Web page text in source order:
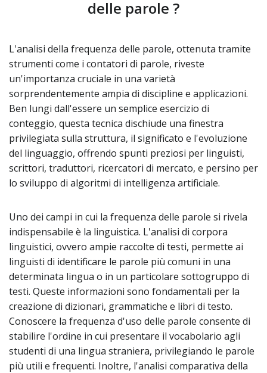
delle parole ?
L'analisi della frequenza delle parole, ottenuta tramite
strumenti come i contatori di parole, riveste
un'importanza cruciale in una varietà
sorprendentemente ampia di discipline e applicazioni.
Ben lungi dall'essere un semplice esercizio di
conteggio, questa tecnica dischiude una finestra
privilegiata sulla struttura, il significato e l'evoluzione
del linguaggio, offrendo spunti preziosi per linguisti,
scrittori, traduttori, ricercatori di mercato, e persino per
lo sviluppo di algoritmi di intelligenza artificiale.
Uno dei campi in cui la frequenza delle parole si rivela
indispensabile è la linguistica. L'analisi di corpora
linguistici, ovvero ampie raccolte di testi, permette ai
linguisti di identificare le parole più comuni in una
determinata lingua o in un particolare sottogruppo di
testi. Queste informazioni sono fondamentali per la
creazione di dizionari, grammatiche e libri di testo.
Conoscere la frequenza d'uso delle parole consente di
stabilire l'ordine in cui presentare il vocabolario agli
studenti di una lingua straniera, privilegiando le parole
più utili e frequenti. Inoltre, l'analisi comparativa della